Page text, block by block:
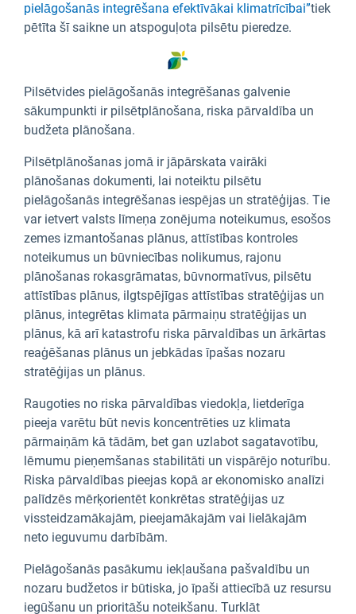
pielāgošanās integrēšana efektīvākai klimatrīcībai”tiek
pētīta šī saikne un atspoguļota pilsētu pieredze.
Pilsētvides pielāgošanās integrēšanas galvenie
sākumpunkti ir pilsētplānošana, riska pārvaldība un
budžeta plānošana.
Pilsētplānošanas jomā ir jāpārskata vairāki
plānošanas dokumenti, lai noteiktu pilsētu
pielāgošanās integrēšanas iespējas un stratēģijas. Tie
var ietvert valsts līmeņa zonējuma noteikumus, esošos
zemes izmantošanas plānus, attīstības kontroles
noteikumus un būvniecības nolikumus, rajonu
plānošanas rokasgrāmatas, būvnormatīvus, pilsētu
attīstības plānus, ilgtspējīgas attīstības stratēģijas un
plānus, integrētas klimata pārmaiņu stratēģijas un
plānus, kā arī katastrofu riska pārvaldības un ārkārtas
reaģēšanas plānus un jebkādas īpašas nozaru
stratēģijas un plānus.
Raugoties no riska pārvaldības viedokļa, lietderīga
pieeja varētu būt nevis koncentrēties uz klimata
pārmaiņām kā tādām, bet gan uzlabot sagatavotību,
lēmumu pieņemšanas stabilitāti un vispārējo noturību.
Riska pārvaldības pieejas kopā ar ekonomisko analīzi
palīdzēs mērķorientēt konkrētas stratēģijas uz
vissteidzamākajām, pieejamākajām vai lielākajām
neto ieguvumu darbībām.
Pielāgošanās pasākumu iekļaušana pašvaldību un
nozaru budžetos ir būtiska, jo īpaši attiecībā uz resursu
iegūšanu un prioritāšu noteikšanu. Turklāt